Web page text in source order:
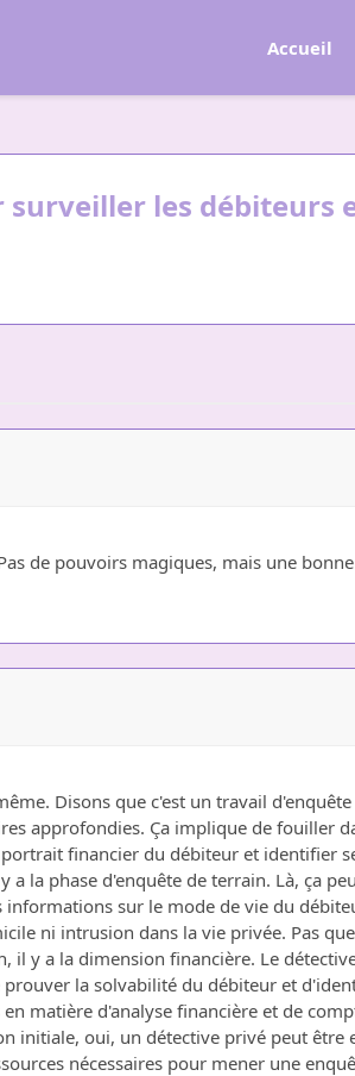
Accueil
les débiteurs
de pouvoirs magiques, mais une
Disons que c'est un travail
approfondies. Ça implique de fouiller
financier du débiteur et identifier
la phase d'enquête de terrain. Là, ça
sur le mode de vie du
ni intrusion dans la vie privée. Pas
il y a la dimension financière. Le
la solvabilité du débiteur et
matière d'analyse financière et de
initiale, oui, un détective privé peut être
nécessaires pour mener une